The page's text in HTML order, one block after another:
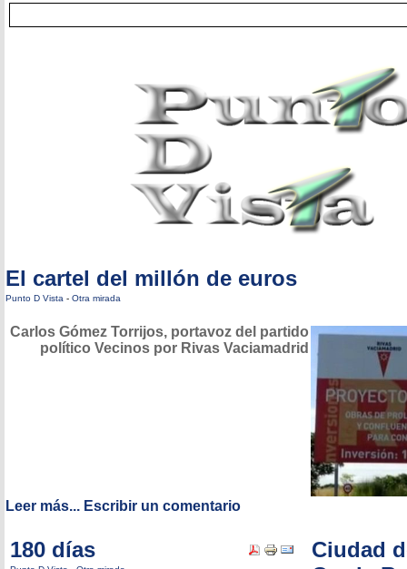
El cartel del millón de euros
Punto D Vista - Otra mirada
Carlos Gómez Torrijos, portavoz del partido
político Vecinos por Rivas Vaciamadrid
Leer más... Escribir un comentario
180 días
Ciudad